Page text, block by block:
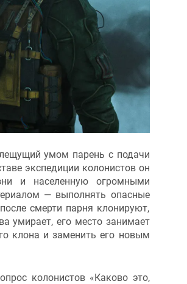
умом парень с подачи
экспедиции колонистов он
и населенную огромными
— выполнять опасные
смерти парня клонируют,
умирает, его место занимает
клона и заменить его новым
колонистов «Каково это,